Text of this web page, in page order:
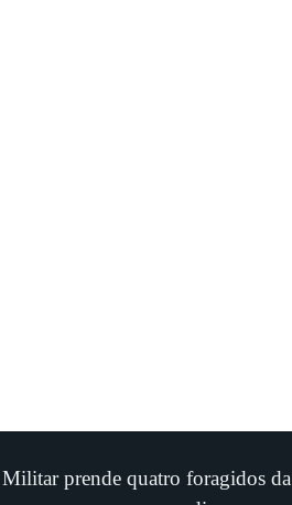
prende quatro foragidos